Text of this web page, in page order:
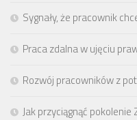
Sygnały, że pracownik
Praca zdalna w ujęciu
Rozwój pracowników z
Jak przyciągnąć